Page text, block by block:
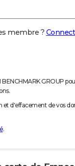
membre ?
GROUP
d'effacement de vos
.